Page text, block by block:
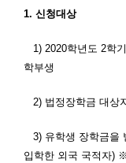
1. 신청대상
1) 2020학년도 2학
학부생
2) 법정장학금 대상
3) 유학생 장학금을
입학한 외국 국적자)